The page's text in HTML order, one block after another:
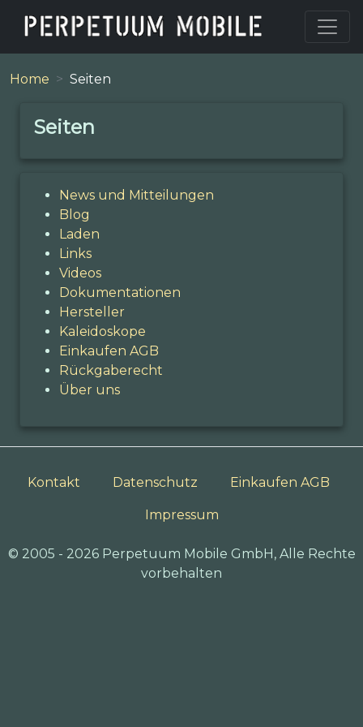
Home Seiten
Seiten
News und Mitteilungen
Blog
Laden
Links
Videos
Dokumentationen
Hersteller
Kaleidoskope
Einkaufen AGB
Rückgaberecht
Über uns
Kontakt Datenschutz Einkaufen AGB
Impressum
© 2005 - 2026 Perpetuum Mobile GmbH, Alle Rechte
vorbehalten